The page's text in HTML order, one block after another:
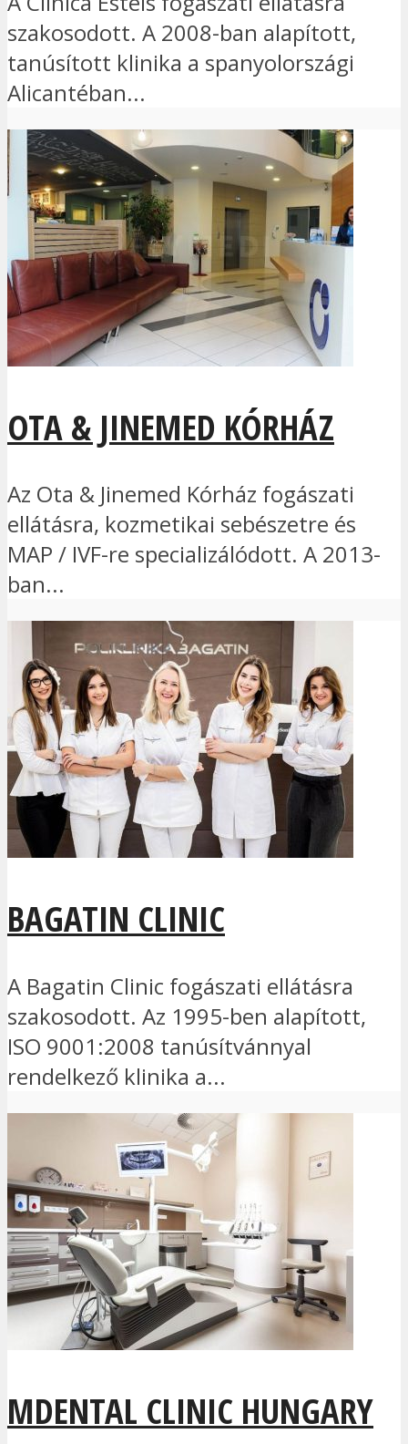
szakosodott. A 2008-ban alapított,
tanúsított klinika a spanyolországi
Alicantéban...
OTA & JINEMED KÓRHÁZ
Az Ota & Jinemed Kórház fogászati
ellátásra, kozmetikai sebészetre és
MAP / IVF-re specializálódott. A 2013-
ban...
BAGATIN CLINIC
A Bagatin Clinic fogászati ellátásra
szakosodott. Az 1995-ben alapított,
ISO 9001:2008 tanúsítvánnyal
rendelkező klinika a...
MDENTAL CLINIC HUNGARY